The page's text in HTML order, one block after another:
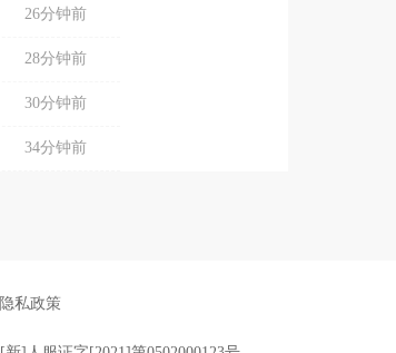
26分钟前
28分钟前
30分钟前
34分钟前
隐私政策